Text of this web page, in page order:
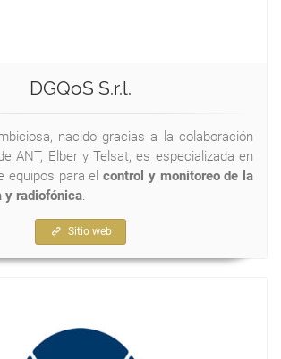
DGQoS S.r.l.
nacido gracias a la colaboración
ANT, Elber y Telsat, es especializada en
equipos para elcontrol y monitoreo de la
y radiofónica.
Sitio web